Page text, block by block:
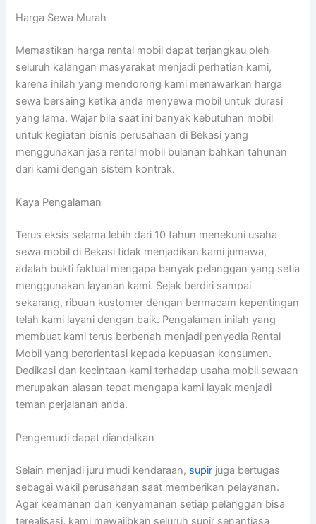
Harga Sewa Murah
Memastikan harga rental mobil dapat terjangkau oleh
seluruh kalangan masyarakat menjadi perhatian kami,
karena inilah yang mendorong kami menawarkan harga
sewa bersaing ketika anda menyewa mobil untuk durasi
yang lama. Wajar bila saat ini banyak kebutuhan mobil
untuk kegiatan bisnis perusahaan di Bekasi yang
menggunakan jasa rental mobil bulanan bahkan tahunan
dari kami dengan sistem kontrak.
Kaya Pengalaman
Terus eksis selama lebih dari 10 tahun menekuni usaha
sewa mobil di Bekasi tidak menjadikan kami jumawa,
adalah bukti faktual mengapa banyak pelanggan yang setia
menggunakan layanan kami. Sejak berdiri sampai
sekarang, ribuan kustomer dengan bermacam kepentingan
telah kami layani dengan baik. Pengalaman inilah yang
membuat kami terus berbenah menjadi penyedia Rental
Mobil yang berorientasi kepada kepuasan konsumen.
Dedikasi dan kecintaan kami terhadap usaha mobil sewaan
merupakan alasan tepat mengapa kami layak menjadi
teman perjalanan anda.
Pengemudi dapat diandalkan
Selain menjadi juru mudi kendaraan, supir juga bertugas
sebagai wakil perusahaan saat memberikan pelayanan.
Agar keamanan dan kenyamanan setiap pelanggan bisa
terealisasi, kami mewajibkan seluruh supir senantiasa